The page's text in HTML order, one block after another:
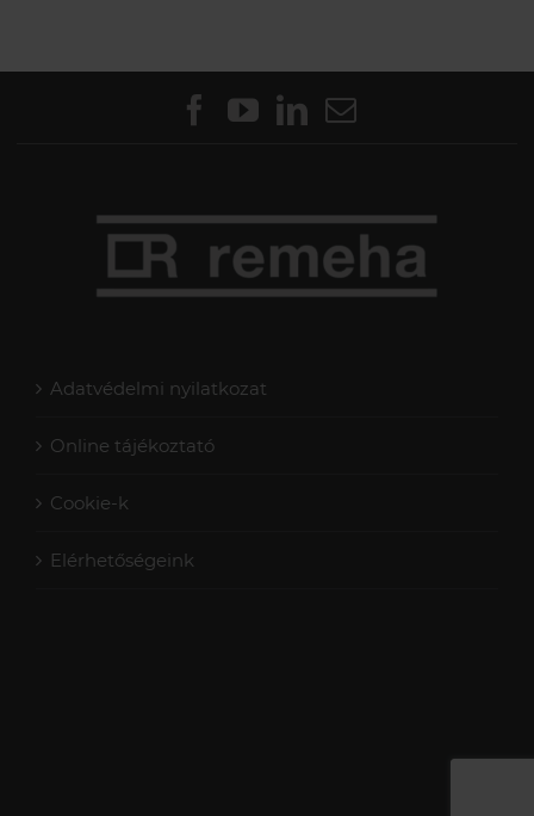
Adatvédelmi nyilatkozat
Online tájékoztató
Cookie-k
Elérhetőségeink